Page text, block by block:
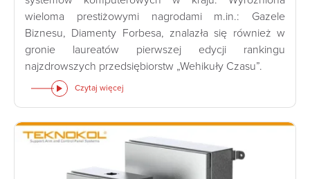
wieloma prestiżowymi nagrodami m.in.: Gazele
Biznesu, Diamenty Forbesa, znalazła się również w
gronie laureatów pierwszej edycji rankingu
najzdrowszych przedsiębiorstw „Wehikuły Czasu”.
Czytaj więcej